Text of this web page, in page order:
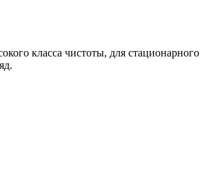
класса чистоты, для стационарного